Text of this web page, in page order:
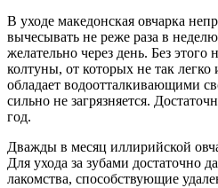
В уходе македонская овчарка
вычесывать не реже раза в
желательно через день. Без этого
колтуны, от которых не так легко
обладает водоотталкивающими
сильно не загрязняется.
год.
Дважды в месяц иллирийской
Для ухода за зубами достаточно
лакомства, способствующие